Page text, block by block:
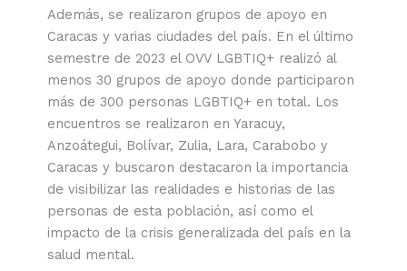
Además, se realizaron grupos de apoyo en
Caracas y varias ciudades del país. En el último
semestre de 2023 el OVV LGBTIQ+ realizó al
menos 30 grupos de apoyo donde participaron
más de 300 personas LGBTIQ+ en total. Los
encuentros se realizaron en Yaracuy,
Anzoátegui, Bolívar, Zulia, Lara, Carabobo y
Caracas y buscaron destacaron la importancia
de visibilizar las realidades e historias de las
personas de esta población, así como el
impacto de la crisis generalizada del país en la
salud mental.